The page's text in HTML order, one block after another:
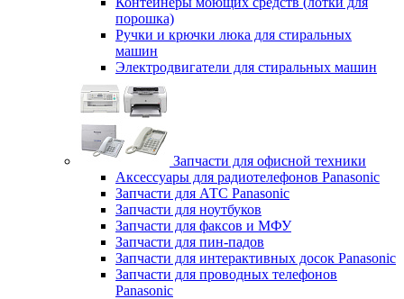
порошка)
Ручки и крючки люка для стиральных
машин
Электродвигатели для стиральных машин
Запчасти для офисной техники
Аксессуары для радиотелефонов Panasonic
Запчасти для АТС Panasonic
Запчасти для ноутбуков
Запчасти для факсов и МФУ
Запчасти для пин-падов
Запчасти для интерактивных досок Panasonic
Запчасти для проводных телефонов
Panasonic